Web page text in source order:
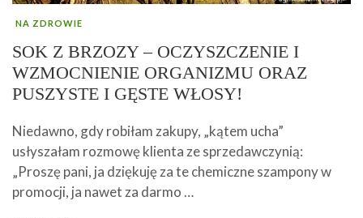
NA ZDROWIE
SOK Z BRZOZY – OCZYSZCZENIE I
WZMOCNIENIE ORGANIZMU ORAZ
PUSZYSTE I GĘSTE WŁOSY!
Niedawno, gdy robiłam zakupy, „kątem ucha”
usłyszałam rozmowę klienta ze sprzedawczynią:
„Proszę pani, ja dziękuję za te chemiczne szampony w
promocji, ja nawet za darmo …